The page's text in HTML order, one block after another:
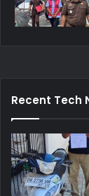
Recent Tech